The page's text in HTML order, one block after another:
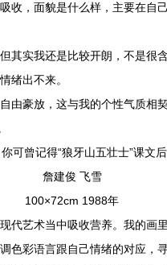
，面貌是什么样，主要在自
实我还是比较开朗，不是很
绪出不来。
豪放，这与我的个性气质相
詹建俊 飞雪
100×72cm 1988年
艺术当中吸收营养。我的画
色彩语言跟自己情绪的对应，